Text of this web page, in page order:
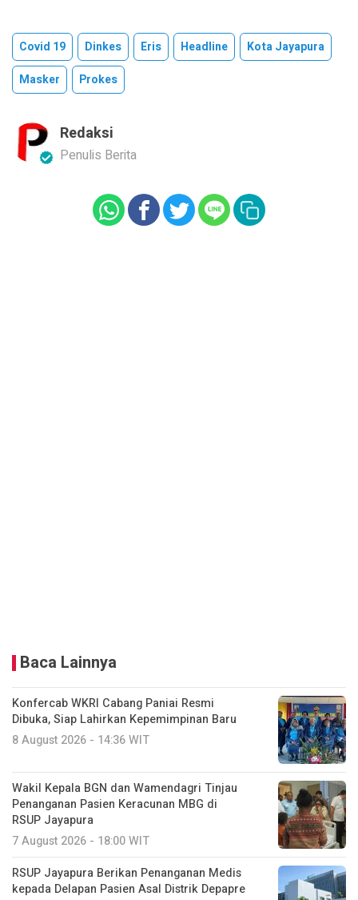
Covid 19 Dinkes Eris Headline
Kota Jayapura
Masker
Prokes
Redaksi
Penulis Berita
Baca Lainnya
Konfercab WKRI Cabang Paniai Resmi
Dibuka, Siap Lahirkan Kepemimpinan Baru
8 August 2026 - 14:36 WIT
Wakil Kepala BGN dan Wamendagri Tinjau
Penanganan Pasien Keracunan MBG di
RSUP Jayapura
7 August 2026 - 18:00 WIT
RSUP Jayapura Berikan Penanganan Medis
kepada Delapan Pasien Asal Distrik Depapre